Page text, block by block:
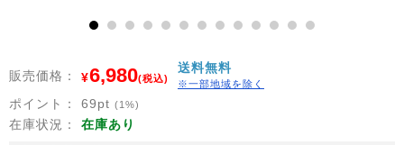
10 11 12
販売価格： ¥6,980(税込)
送料無料
※一部地域を除く
ポイント： 69pt (1%)
在庫状況： 在庫あり